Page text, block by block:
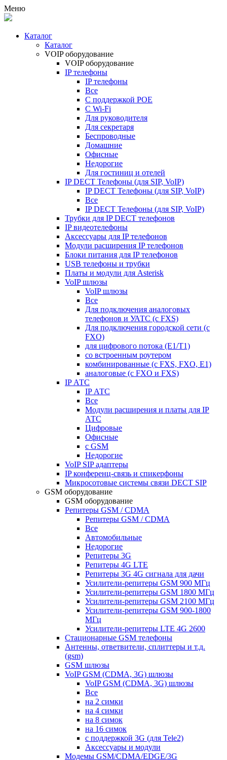
Меню
Каталог
Каталог
VOIP оборудование
VOIP оборудование
IP телефоны
IP телефоны
Все
С поддержкой POE
C Wi-Fi
Для руководителя
Для секретаря
Беспроводные
Домашние
Офисные
Недорогие
Для гостиниц и отелей
IP DECT Телефоны (для SIP, VoIP)
IP DECT Телефоны (для SIP, VoIP)
Все
IP DECT Телефоны (для SIP, VoIP)
Трубки для IP DECT телефонов
IP видеотелефоны
Аксессуары для IP телефонов
Модули расширения IP телефонов
Блоки питания для IP телефонов
USB телефоны и трубки
Платы и модули для Asterisk
VoIP шлюзы
VoIP шлюзы
Все
Для подключения аналоговых
телефонов и УАТС (с FXS)
Для подключения городской сети (с
FXO)
для цифрового потока (E1/T1)
со встроенным роутером
комбинированные (c FXS, FXO, E1)
аналоговые (с FXO и FXS)
IP АТС
IP АТС
Все
Модули расширения и платы для IP
АТС
Цифровые
Офисные
с GSM
Недорогие
VoIP SIP адаптеры
IP конференц-связь и спикерфоны
Микросотовые системы связи DECT SIP
GSM оборудование
GSM оборудование
Репитеры GSM / CDMA
Репитеры GSM / CDMA
Все
Автомобильные
Недорогие
Репитеры 3G
Репитеры 4G LTE
Репитеры 3G 4G сигнала для дачи
Усилители-репитеры GSM 900 МГц
Усилители-репитеры GSM 1800 МГц
Усилители-репитеры GSM 2100 МГц
Усилители-репитеры GSM 900-1800
МГц
Усилители-репитеры LTE 4G 2600
Стационарные GSM телефоны
Антенны, ответвители, сплиттеры и т.д.
(gsm)
GSM шлюзы
VoIP GSM (CDMA, 3G) шлюзы
VoIP GSM (CDMA, 3G) шлюзы
Все
на 2 симки
на 4 симки
на 8 симок
на 16 симок
с поддержкой 3G (для Tele2)
Аксессуары и модули
Модемы GSM/CDMA/EDGE/3G